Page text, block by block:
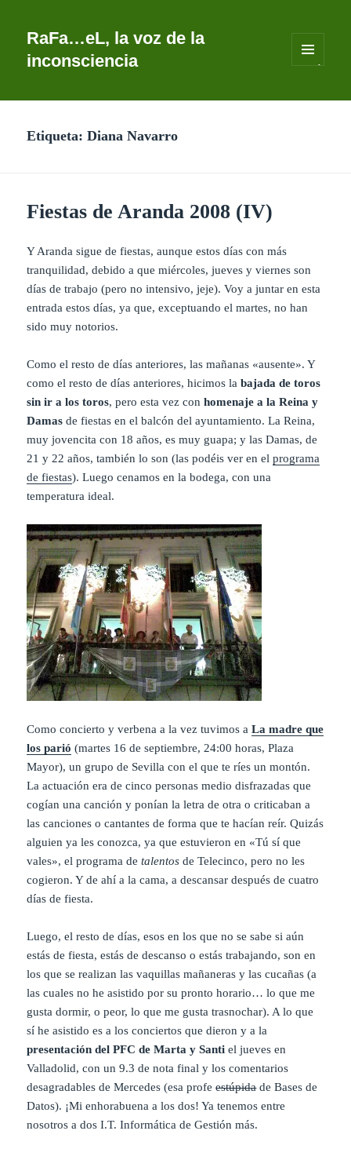
RaFa…eL, la voz de la
inconsciencia
Etiqueta:Diana Navarro
Fiestas de Aranda 2008 (IV)
Y Aranda sigue de fiestas, aunque estos días con más
tranquilidad, debido a que miércoles, jueves y viernes son
días de trabajo (pero no intensivo, jeje). Voy a juntar en esta
entrada estos días, ya que, exceptuando el martes, no han
sido muy notorios.
Como el resto de días anteriores, las mañanas «ausente». Y
como el resto de días anteriores, hicimos labajada de toros
sin ir a los toros, pero esta vez conhomenaje a la Reina y
Damas de fiestas en el balcón del ayuntamiento. La Reina,
muy jovencita con 18 años, es muy guapa; y las Damas, de
21 y 22 años, también lo son (las podéis ver en elprograma
de fiestas). Luego cenamos en la bodega, con una
temperatura ideal.
Como concierto y verbena a la vez tuvimos aLa madre que
los parió (martes 16 de septiembre, 24:00 horas, Plaza
Mayor), un grupo de Sevilla con el que te ríes un montón.
La actuación era de cinco personas medio disfrazadas que
cogían una canción y ponían la letra de otra o criticaban a
las canciones o cantantes de forma que te hacían reír. Quizás
alguien ya les conozca, ya que estuvieron en «Tú sí que
vales», el programa detalentosde Telecinco, pero no les
cogieron. Y de ahí a la cama, a descansar después de cuatro
días de fiesta.
Luego, el resto de días, esos en los que no se sabe si aún
estás de fiesta, estás de descanso o estás trabajando, son en
los que se realizan las vaquillas mañaneras y las cucañas (a
las cuales no he asistido por su pronto horario… lo que me
gusta dormir, o peor, lo que me gusta trasnochar). A lo que
sí he asistido es a los conciertos que dieron y a la
presentación del PFC de Marta y Santi el jueves en
Valladolid, con un 9.3 de nota final y los comentarios
desagradables de Mercedes (esa profeestúpidade Bases de
Datos). ¡Mi enhorabuena a los dos! Ya tenemos entre
nosotros a dos I.T. Informática de Gestión más.